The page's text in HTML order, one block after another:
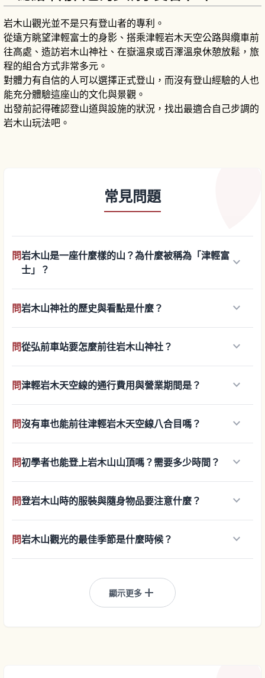
岩木山觀光並不是只有登山者的專利。
從遠方眺望津輕富士的身影、搭乘津輕岩木天空公路與纜車前
往高處、造訪岩木山神社、在嶽溫泉或百澤溫泉休憩放鬆，旅
程的組合方式非常多元。
對體力有自信的人可以選擇正式登山，而沒有登山經驗的人也
能充分體驗這座山的文化與景觀。
出發前記得確認登山道與設施的狀況，找出最適合自己步調的
岩木山玩法吧。
常見問題
問岩木山是一座什麼樣的山？為什麼被稱為「津輕富
士」？
keyboard_arrow_down
問岩木山神社的歷史與看點是什麼？ keyboard_arrow_down
問從弘前車站要怎麼前往岩木山神社？ keyboard_arrow_down
問津輕岩木天空線的通行費用與營業期間是？ keyboard_arrow_down
問沒有車也能前往津輕岩木天空線八合目嗎？ keyboard_arrow_down
問初學者也能登上岩木山山頂嗎？需要多少時間？ keyboard_arrow_down
問登岩木山時的服裝與隨身物品要注意什麼？ keyboard_arrow_down
問岩木山觀光的最佳季節是什麼時候？ keyboard_arrow_down
顯示更多 add